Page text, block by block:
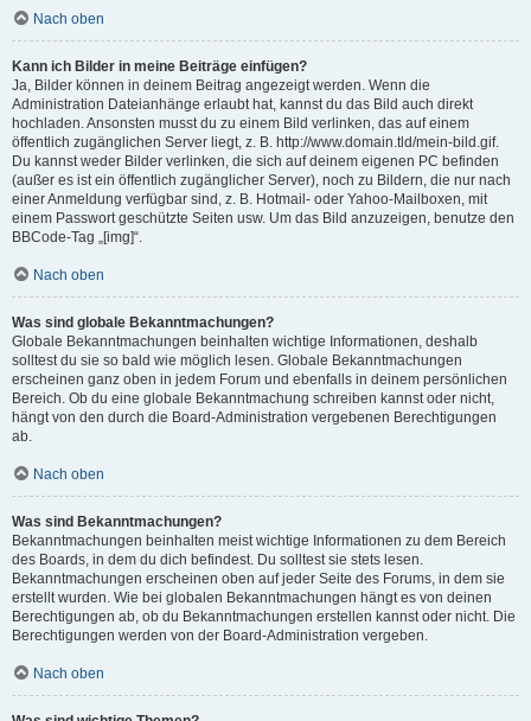
Nach oben
Kann ich Bilder in meine Beiträge einfügen?
Ja, Bilder können in deinem Beitrag angezeigt werden. Wenn die
Administration Dateianhänge erlaubt hat, kannst du das Bild auch direkt
hochladen. Ansonsten musst du zu einem Bild verlinken, das auf einem
öffentlich zugänglichen Server liegt, z. B. http://www.domain.tld/mein-bild.gif.
Du kannst weder Bilder verlinken, die sich auf deinem eigenen PC befinden
(außer es ist ein öffentlich zugänglicher Server), noch zu Bildern, die nur nach
einer Anmeldung verfügbar sind, z. B. Hotmail- oder Yahoo-Mailboxen, mit
einem Passwort geschützte Seiten usw. Um das Bild anzuzeigen, benutze den
BBCode-Tag „[img]“.
Nach oben
Was sind globale Bekanntmachungen?
Globale Bekanntmachungen beinhalten wichtige Informationen, deshalb
solltest du sie so bald wie möglich lesen. Globale Bekanntmachungen
erscheinen ganz oben in jedem Forum und ebenfalls in deinem persönlichen
Bereich. Ob du eine globale Bekanntmachung schreiben kannst oder nicht,
hängt von den durch die Board-Administration vergebenen Berechtigungen
ab.
Nach oben
Was sind Bekanntmachungen?
Bekanntmachungen beinhalten meist wichtige Informationen zu dem Bereich
des Boards, in dem du dich befindest. Du solltest sie stets lesen.
Bekanntmachungen erscheinen oben auf jeder Seite des Forums, in dem sie
erstellt wurden. Wie bei globalen Bekanntmachungen hängt es von deinen
Berechtigungen ab, ob du Bekanntmachungen erstellen kannst oder nicht. Die
Berechtigungen werden von der Board-Administration vergeben.
Nach oben